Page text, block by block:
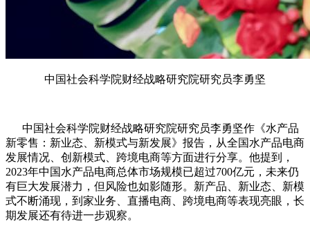
中国社会科学院财经战略研究院研究员李勇坚
中国社会科学院财经战略研究院研究员李勇坚作《水产品
新零售：新业态、新模式与新发展》报告，从全国水产品电商
发展情况、创新模式、跨境电商等方面进行分享。他提到，
2023年中国水产品电商总体市场规模已超过700亿元，未来仍
有巨大发展潜力，但风险也如影随形。新产品、新业态、新模
式不断涌现，到家业务、直播电商、跨境电商等表现亮眼，长
期发展还有待进一步观察。